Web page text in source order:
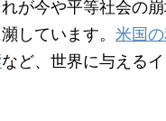
が今や平等社会の
しています。 米国
など、世界に与える